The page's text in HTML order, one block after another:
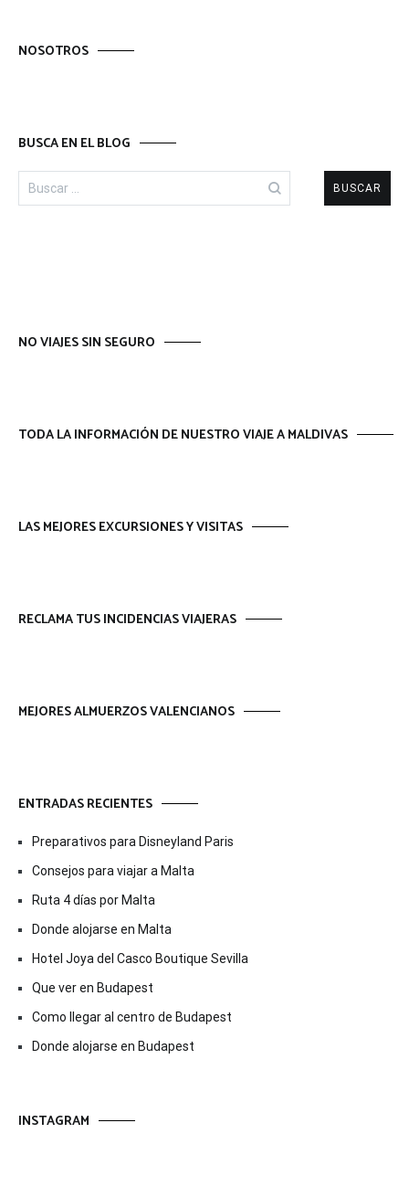
NOSOTROS
BUSCA EN EL BLOG
Buscar:
NO VIAJES SIN SEGURO
TODA LA INFORMACIÓN DE NUESTRO VIAJE A MALDIVAS
LAS MEJORES EXCURSIONES Y VISITAS
RECLAMA TUS INCIDENCIAS VIAJERAS
MEJORES ALMUERZOS VALENCIANOS
ENTRADAS RECIENTES
Preparativos para Disneyland Paris
Consejos para viajar a Malta
Ruta 4 días por Malta
Donde alojarse en Malta
Hotel Joya del Casco Boutique Sevilla
Que ver en Budapest
Como llegar al centro de Budapest
Donde alojarse en Budapest
INSTAGRAM